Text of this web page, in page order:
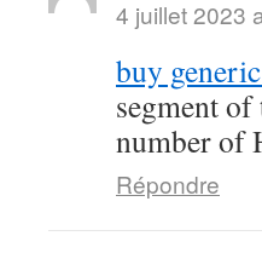
4 juillet 2023
buy
segment
number of
Répondre